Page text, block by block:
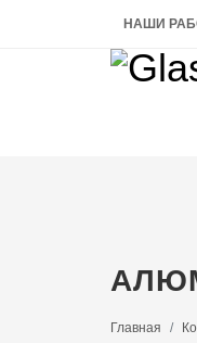
НАШИ
Главная